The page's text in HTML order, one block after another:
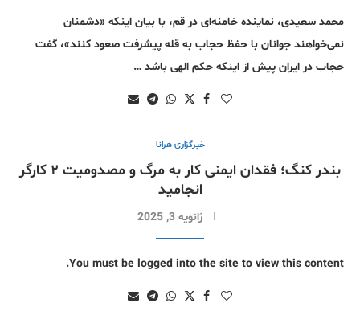
محمد سعیدی، نماینده خامنه‌ای در قم، با بیان اینکه «دشمنان
نمی‌خواهند جوانان با حفظ حجاب به قله پیشرفت صعود کنند»، گفت
حجاب در ایران پیش از اینکه حکم الهی باشد …
خبرگزاری هرانا
بندر کنگ؛ فقدان ایمنی کار به مرگ و مصدومیت ۲ کارگر
انجامید
ژانویه 3, 2025
You must be logged into the site to view this content.